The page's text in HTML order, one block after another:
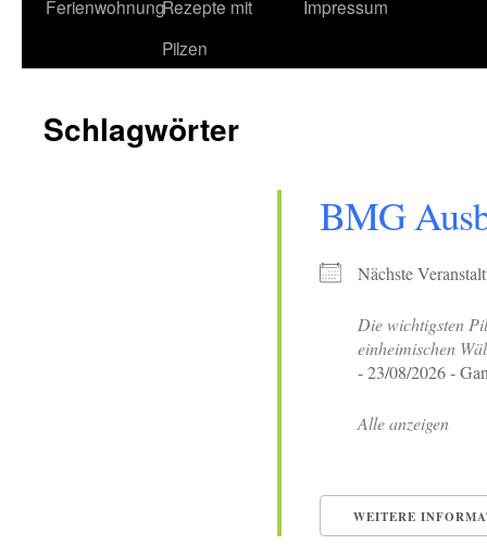
FerienwohnungRezepte mit
Pilzen
Impressum
Schlagwörter
BMG
Nächste
Die wichtigsten
einheimischen
- 23/08/2026 -
Alle anzeigen
WEITERE